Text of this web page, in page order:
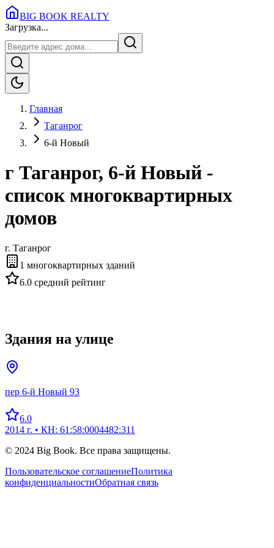
BIG BOOK REALTY
Загрузка...
Главная
Таганрог
6-й Новый
г Таганрог, 6-й Новый -
список многоквартирных
домов
г. Таганрог
1 многоквартирных зданий
6.0 средний рейтинг
Здания на улице
пер 6-й Новый 93
6.0
2014 г. • КН: 61:58:0004482:311
© 2024 Big Book. Все права защищены.
Пользовательское соглашениеПолитика
конфиденциальностиОбратная связь